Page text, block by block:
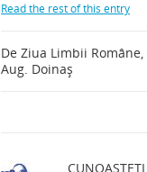
Read the rest of this entry
De Ziua Limbii
Aug. Doinaș